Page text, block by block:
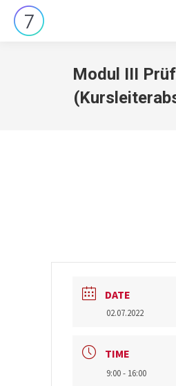
Modul III
DATE
02.07.2022
TIME
9:00 - 16:00